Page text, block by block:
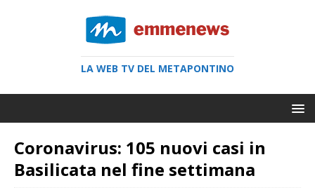
LA WEB TV DEL METAPONTINO
Coronavirus: 105 nuovi casi in
Basilicata nel fine settimana